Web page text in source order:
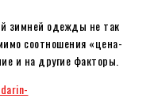
зимней одежды не так
соотношения «цена-
и на другие факторы.